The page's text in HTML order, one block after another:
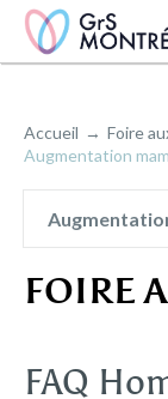
Accueil Foire
Augmentation
FOIRE
FAQ